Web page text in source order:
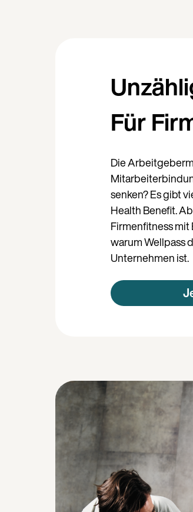
Für
Die
senken? Es gibt
Health Benefit.
Firmenfitness mit
warum Wellpass
Unternehmen ist.